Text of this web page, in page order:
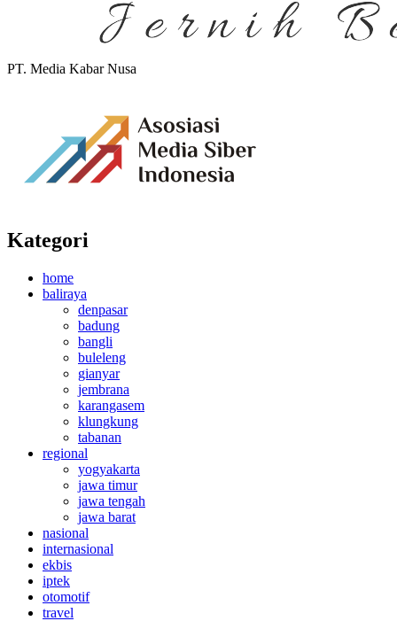
PT. Media Kabar Nusa
Kategori
home
baliraya
denpasar
badung
bangli
buleleng
gianyar
jembrana
karangasem
klungkung
tabanan
regional
yogyakarta
jawa timur
jawa tengah
jawa barat
nasional
internasional
ekbis
iptek
otomotif
travel